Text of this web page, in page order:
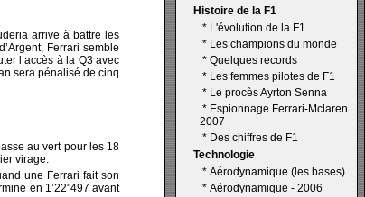
arrive à battre les
Ferrari semble
l’accès à la Q3 avec
sera pénalisé de cinq
au vert pour les 18
virage.
une Ferrari fait son
en 1’22"497 avant
Histoire de la F1
* L'évolution de la F1
* Les champions du monde
* Quelques records
* Les femmes pilotes de F1
* Le procès Ayrton Senna
* Espionnage Ferrari-Mclaren
2007
* Des chiffres de F1
Technologie
* Aérodynamique (les bases)
* Aérodynamique - 2006